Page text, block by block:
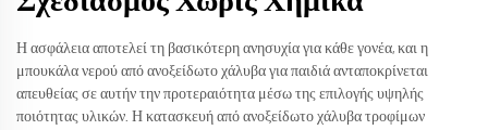
Η ασφάλεια αποτελεί τη βασικότερη ανησυχία για κάθε γονέα, και η
μπουκάλα νερού από ανοξείδωτο χάλυβα για παιδιά ανταποκρίνεται
απευθείας σε αυτήν την προτεραιότητα μέσω της επιλογής υψηλής
ποιότητας υλικών. Η κατασκευή από ανοξείδωτο χάλυβα τροφίμων